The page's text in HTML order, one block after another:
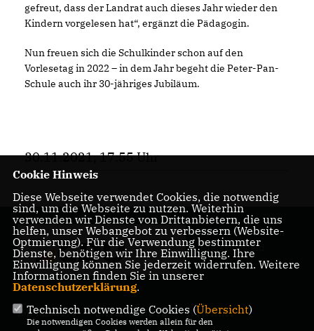
gefreut, dass der Landrat auch dieses Jahr wieder den
Kindern vorgelesen hat“, ergänzt die Pädagogin.
Nun freuen sich die Schulkinder schon auf den
Vorlesetag in 2022 – in dem Jahr begeht die Peter-Pan-
Schule auch ihr 30-jähriges Jubiläum.
30.11.2021, 17:55 Uhr
Ihr Landrat für den
Kreis Coesfeld
IMPRESSUM DATENSCHUTZ KONTAKT
Cookie Hinweis
Diese Webseite verwendet Cookies, die notwendig
sind, um die Webseite zu nutzen. Weiterhin
verwenden wir Dienste von Drittanbietern, die uns
helfen, unser Webangebot zu verbessern (Website-
Optmierung). Für die Verwendung bestimmter
Dienste, benötigen wir Ihre Einwilligung. Ihre
Einwilligung können Sie jederzeit widerrufen. Weitere
Informationen finden Sie in unserer
Datenschutzerklärung.
Technisch notwendige Cookies (Übersicht)
Die notwendigen Cookies werden allein für den